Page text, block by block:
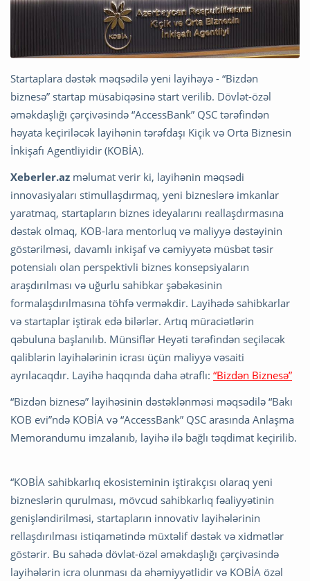
Startaplara dəstək məqsədilə yeni layihəyə - “Bizdən
biznesə” startap müsabiqəsinə start verilib. Dövlət-özəl
əməkdaşlığı çərçivəsində “AccessBank” QSC tərəfindən
həyata keçiriləcək layihənin tərəfdaşı Kiçik və Orta Biznesin
İnkişafı Agentliyidir (KOBİA).
Xeberler.az məlumat verir ki, layihənin məqsədi
innovasiyaları stimullaşdırmaq, yeni bizneslərə imkanlar
yaratmaq, startapların biznes ideyalarını reallaşdırmasına
dəstək olmaq, KOB-lara mentorluq və maliyyə dəstəyinin
göstərilməsi, davamlı inkişaf və cəmiyyətə müsbət təsir
potensialı olan perspektivli biznes konsepsiyaların
araşdırılması və uğurlu sahibkar şəbəkəsinin
formalaşdırılmasına töhfə verməkdir. Layihədə sahibkarlar
və startaplar iştirak edə bilərlər. Artıq müraciətlərin
qəbuluna başlanılıb. Münsiflər Heyəti tərəfindən seçiləcək
qaliblərin layihələrinin icrası üçün maliyyə vəsaiti
ayrılacaqdır. Layihə haqqında daha ətraflı: “Bizdən Biznesə”
“Bizdən biznesə” layihəsinin dəstəklənməsi məqsədilə “Bakı
KOB evi”ndə KOBİA və “AccessBank” QSC arasında Anlaşma
Memorandumu imzalanıb, layihə ilə bağlı təqdimat keçirilib.
“KOBİA sahibkarlıq ekosisteminin iştirakçısı olaraq yeni
bizneslərin qurulması, mövcud sahibkarlıq fəaliyyətinin
genişləndirilməsi, startapların innovativ layihələrinin
rellaşdırılması istiqamətində müxtəlif dəstək və xidmətlər
göstərir. Bu sahədə dövlət-özəl əməkdaşlığı çərçivəsində
layihələrin icra olunması da əhəmiyyətlidir və KOBİA özəl